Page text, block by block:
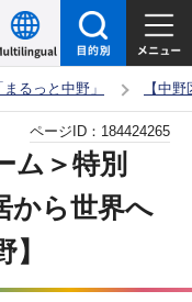
るっと中野」 【中
ム＞特別
ら世界へ
ページID： 184424265